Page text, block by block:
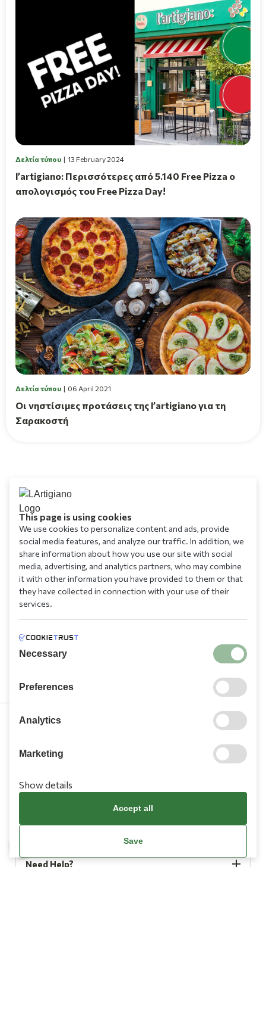
Δελτία τύπου 13 February 2024
l’artigiano: Περισσότερες από 5.140 Free Pizza ο
απολογισμός του Free Pizza Day!
Δελτία τύπου 06 April 2021
Οι νηστίσιμες προτάσεις της l’artigiano για τη
Σαρακοστή
Information
Need Help?
This page is using cookies
We use cookies to personalize content and ads, provide
social media features, and analyze our traffic. In addition, we
share information about how you use our site with social
media, advertising, and analytics partners, who may combine
it with other information you have provided to them or that
they have collected in connection with your use of their
services.
Necessary
Preferences
Analytics
Marketing
Show details
Accept all
Save